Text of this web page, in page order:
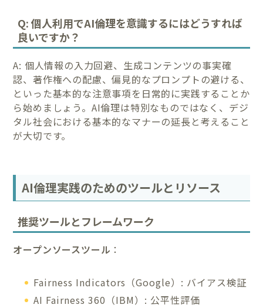
Q: 個人利用でAI倫理を意識するにはどうすれば
良いですか？
A: 個人情報の入力回避、生成コンテンツの事実確
認、著作権への配慮、偏見的なプロンプトの避ける、
といった基本的な注意事項を日常的に実践することか
ら始めましょう。AI倫理は特別なものではなく、デジ
タル社会における基本的なマナーの延長と考えること
が大切です。
AI倫理実践のためのツールとリソース
推奨ツールとフレームワーク
オープンソースツール ：
Fairness Indicators（Google）: バイアス検証
AI Fairness 360（IBM）: 公平性評価